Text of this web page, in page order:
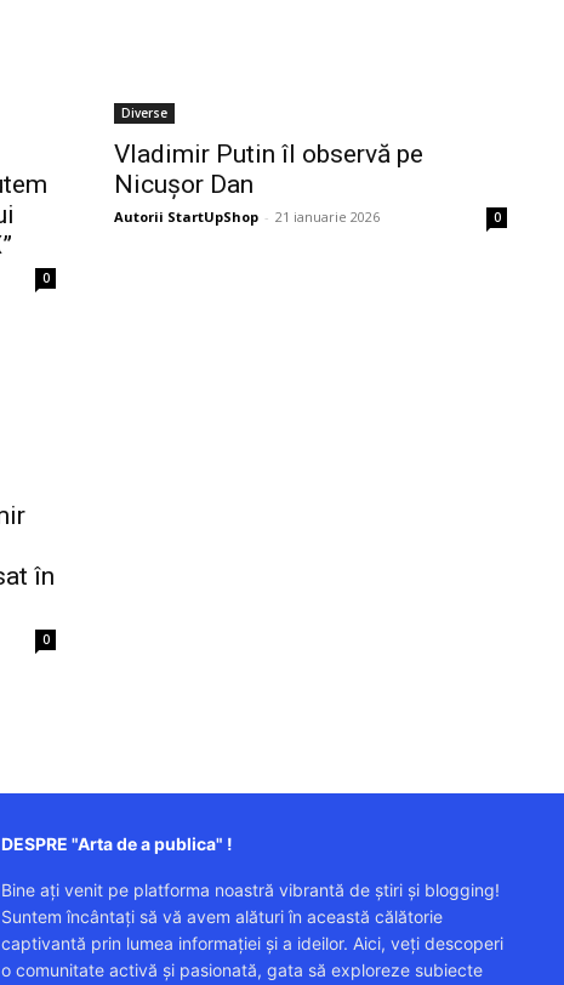
0
Diverse
Vladimir Putin îl observă pe
Nicușor Dan
Autorii StartUpShop - 21 ianuarie 2026 0
în
0
DESPRE "Arta de a publica" !
Bine ați venit pe platforma noastră vibrantă de știri și blogging!
Suntem încântați să vă avem alături în această călătorie
captivantă prin lumea informației și a ideilor. Aici, veți descoperi
o comunitate activă și pasionată, gata să exploreze subiecte